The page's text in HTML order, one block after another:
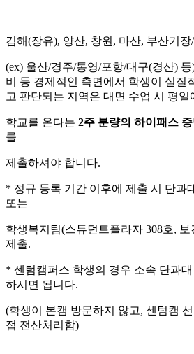
김해(장유), 양산, 창원, 마산, 부산기
(ex) 울산/경주/통영/포항/대구(경산)
비 등 경제적인 측면에서 학생이 실질
고 판단되는 지역은 대면 수업 시 평일
학교를 온다는 2주 분량의 하이패스
를
제출하셔야 합니다.
* 정규 등록 기간 이후에 제출 시 단과
또는
학생복지팀(스튜던트플라자 308호,
제출.
* 센텀캠퍼스 학생의 경우 소속 단과
하시면 됩니다.
(학생이 본캠 방문하지 않고, 센텀캠
접 전산처리함)